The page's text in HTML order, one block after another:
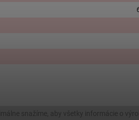
snažíme, aby všetky informácie o